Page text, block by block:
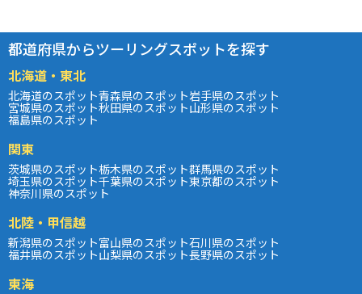
都道府県からツーリングスポットを探す
北海道・東北
北海道のスポット青森県のスポット岩手県のスポット
宮城県のスポット秋田県のスポット山形県のスポット
福島県のスポット
関東
茨城県のスポット栃木県のスポット群馬県のスポット
埼玉県のスポット千葉県のスポット東京都のスポット
神奈川県のスポット
北陸・甲信越
新潟県のスポット富山県のスポット石川県のスポット
福井県のスポット山梨県のスポット長野県のスポット
東海